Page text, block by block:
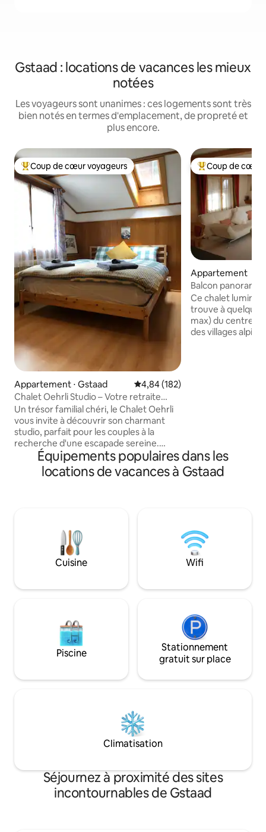
Gstaad : locations de vacances les mieux
notées
Les voyageurs sont unanimes : ces logements sont très
bien notés en termes d'emplacement, de propreté et
plus encore.
Coups de cœur voyageurs les plus appréciés
Coup de cœur voyageurs
Appartement ⋅ Gstaad Évaluation moyenne sur la
4,84 (182)
Chalet Oehrli Studio – Votre retraite
confortable à Gstaad
Un trésor familial chéri, le Chalet Oehrli
vous invite à découvrir son charmant
studio, parfait pour les couples à la
recherche d'une escapade sereine.
Nichée au cœur du pittoresque « Dörfli »
de Gstaad, cette retraite non-fumeur
sans animaux de compagnie offre
principale. Entourée de montagnes à
couper le souffle, la région est un havre
de paix pour le ski hivernal et la
randonnée estivale ou le vélo sur des
Coups de cœur
Coup de cœur
Appartement
Balcon
sur les Alpes
Ce chalet
trouve à
max) du centre
des villages alpins
L'appartement
animaux de
Équipements populaires dans les
locations de vacances à Gstaad
Cuisine Wifi
Piscine
Stationnement
gratuit sur place
Climatisation
Séjournez à proximité des sites
incontournables de Gstaad